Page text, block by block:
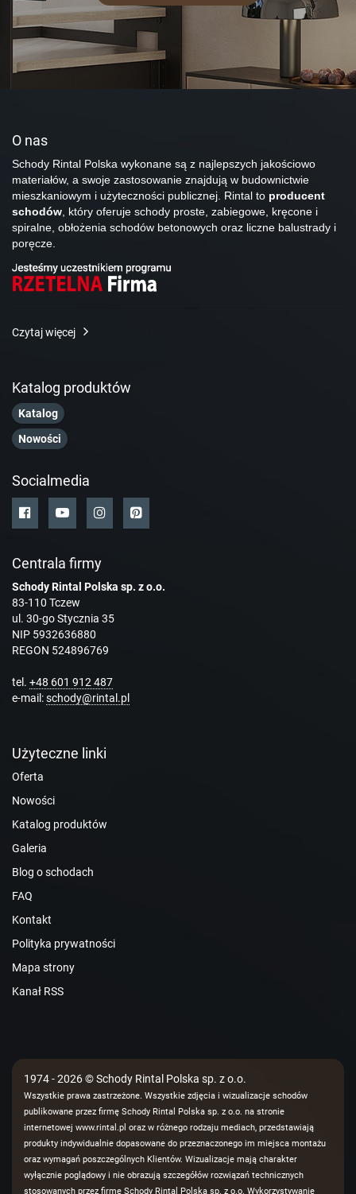
O nas
Schody Rintal Polska wykonane są z najlepszych jakościowo
materiałów, a swoje zastosowanie znajdują w budownictwie
mieszkaniowym i użyteczności publicznej. Rintal to producent
schodów, który oferuje schody proste, zabiegowe, kręcone i
spiralne, obłożenia schodów betonowych oraz liczne balustrady i
poręcze.
Czytaj więcej
Katalog produktów
Katalog
Nowości
Socialmedia
Centrala firmy
Schody Rintal Polska sp. z o.o.
83-110 Tczew
ul. 30-go Stycznia 35
NIP 5932636880
REGON 524896769
tel. +48 601 912 487
e-mail:schody@rintal.pl
Użyteczne linki
Oferta
Nowości
Katalog produktów
Galeria
Blog o schodach
FAQ
Kontakt
Polityka prywatności
Mapa strony
Kanał RSS
1974 - 2026 © Schody Rintal Polska sp. z o.o.
Wszystkie prawa zastrzeżone. Wszystkie zdjęcia i wizualizacje schodów
publikowane przez firmę Schody Rintal Polska sp. z o.o. na stronie
internetowej www.rintal.pl oraz w różnego rodzaju mediach, przedstawiają
produkty indywidualnie dopasowane do przeznaczonego im miejsca montażu
oraz wymagań poszczególnych Klientów. Wizualizacje mają charakter
wyłącznie poglądowy i nie obrazują szczegółów rozwiązań technicznych
stosowanych przez firmę Schody Rintal Polska sp. z o.o. Wykorzystywanie